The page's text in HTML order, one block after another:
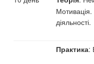
діяльності.
Практика: